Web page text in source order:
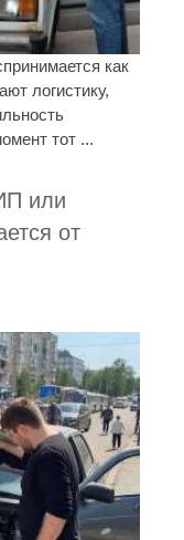
как
логистику,
тот ...
или
от